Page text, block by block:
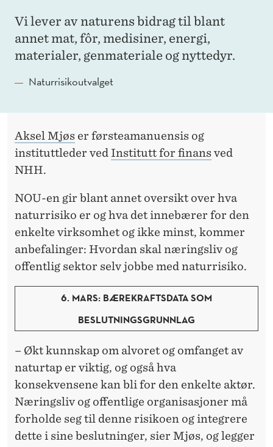
Vi lever av naturens bidrag til blant
annet mat, fôr, medisiner, energi,
materialer, genmateriale og nyttedyr.
Naturrisikoutvalget
Aksel Mjøs er førsteamanuensis og
instituttleder ved Institutt for finansved
NHH.
NOU-en gir blant annet oversikt over hva
naturrisiko er og hva det innebærer for den
enkelte virksomhet og ikke minst, kommer
anbefalinger: Hvordan skal næringsliv og
offentlig sektor selv jobbe med naturrisiko.
6. MARS: BÆREKRAFTSDATA SOM
BESLUTNINGSGRUNNLAG
– Økt kunnskap om alvoret og omfanget av
naturtap er viktig, og også hva
konsekvensene kan bli for den enkelte aktør.
Næringsliv og offentlige organisasjoner må
forholde seg til denne risikoen og integrere
dette i sine beslutninger, sier Mjøs, og legger